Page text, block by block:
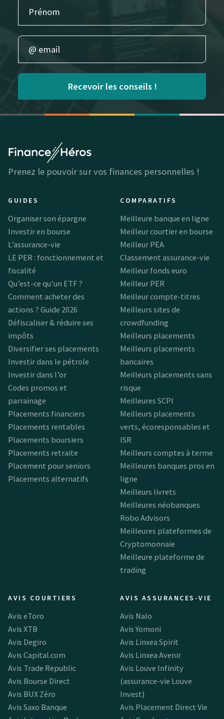
Recevoir les conseils !
Prenez le pouvoir sur vos finances personnelles !
GUIDES
Organiser son épargne
Investir en bourse
L’assurance-vie
LE PER : fonctionnement et
fiscalité
Qu’est-ce qu’un ETF ?
Comment acheter des
actions ? Guide 2026
Défiscaliser & réduire ses
impôts
Diversifier ses placements
Investir dans le pétrole
Investir dans l’or
Codes promos et
parrainage
Placements financiers
Placements rentables
Placements boursiers
Placements retraite
Placement pour seniors
Placements alternatifs
COMPARATIFS
Meilleure banque en ligne
Meilleur courtier en bourse
Meilleur PEA
Classement assurance-vie
Meilleur fonds euro
Meilleur PER
Meilleur compte-titres
Meilleurs sites de
crowdfunding
Meilleurs placements
Meilleurs placements
bancaires
Meilleurs placements sans
risque
Meilleures SCPI
Meilleurs placements
verts, écoresponsables et
ISR
Meilleurs comptes à terme
Meilleures banques pros en
ligne
Meilleurs livrets
Meilleures néobanques
Robo Advisors
Meilleures plateformes de
Cryptomonnaie
Meilleure plateforme de
trading
AVIS COURTIERS
Avis eToro
Avis XTB
Avis Degiro
Avis Capital.com
Avis Trade Republic
Avis Bourse Direct
Avis BUX Zéro
Avis Saxo Banque
AVIS ASSURANCES-VIE
Avis Nalo
Avis Yomoni
Avis Linxea Spirit
Avis Linxea Avenir
Avis Louve Infinity
(assurance-vie Louve
Invest)
Avis Placement Direct Vie